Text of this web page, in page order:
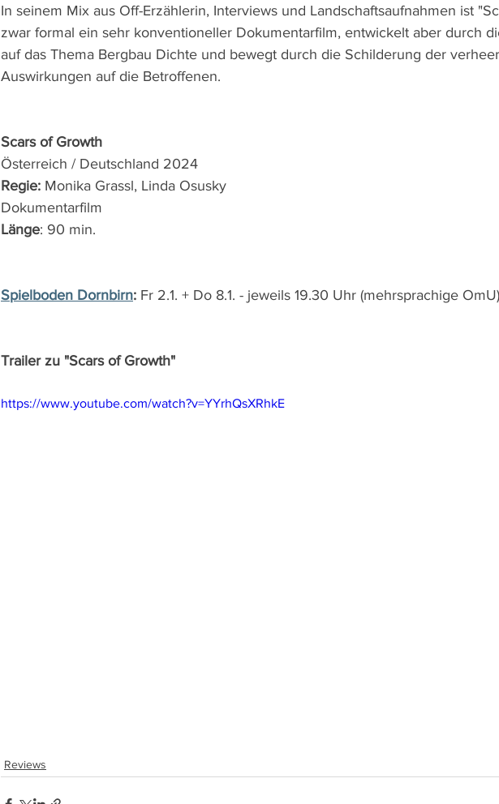
In seinem Mix aus Off-Erzählerin, Interviews und Landschaftsaufnahmen ist
zwar formal ein sehr konventioneller Dokumentarfilm, entwickelt aber durch
auf das Thema Bergbau Dichte und bewegt durch die Schilderung der
Auswirkungen auf die Betroffenen.
Scars of Growth
Österreich / Deutschland 2024
Regie: Monika Grassl, Linda Osusky
Dokumentarfilm
Länge: 90 min.
Spielboden Dornbirn: Fr 2.1. + Do 8.1. - jeweils 19.30 Uhr (mehrsprachige OmU)
Trailer zu "Scars of Growth"
https://www.youtube.com/watch?v=YYrhQsXRhkE
Reviews